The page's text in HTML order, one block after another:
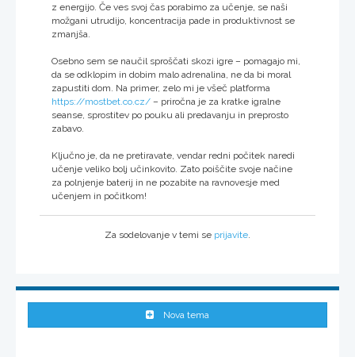
z energijo. Če ves svoj čas porabimo za učenje, se naši
možgani utrudijo, koncentracija pade in produktivnost se
zmanjša.
Osebno sem se naučil sproščati skozi igre – pomagajo mi,
da se odklopim in dobim malo adrenalina, ne da bi moral
zapustiti dom. Na primer, zelo mi je všeč platforma
https://mostbet.co.cz/ – priročna je za kratke igralne
seanse, sprostitev po pouku ali predavanju in preprosto
zabavo.
Ključno je, da ne pretiravate, vendar redni počitek naredi
učenje veliko bolj učinkovito. Zato poiščite svoje načine
za polnjenje baterij in ne pozabite na ravnovesje med
učenjem in počitkom!
Za sodelovanje v temi se prijavite
Nova tema